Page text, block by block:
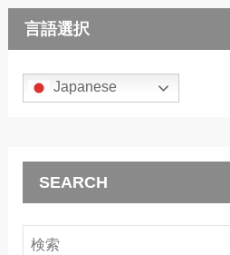
言語選択
Japanese
SEARCH